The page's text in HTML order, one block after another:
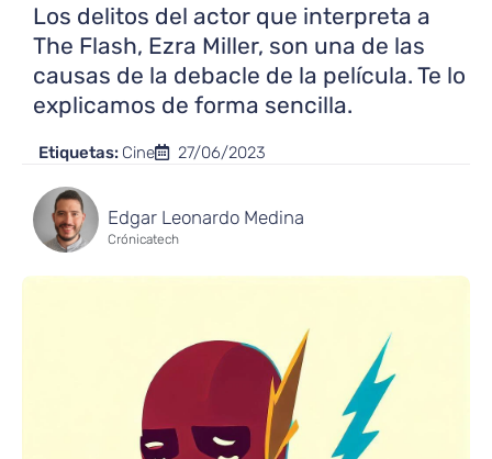
Los delitos del actor que interpreta a
The Flash, Ezra Miller, son una de las
causas de la debacle de la película. Te lo
explicamos de forma sencilla.
Etiquetas: Cine 27/06/2023
Edgar Leonardo Medina
Crónicatech